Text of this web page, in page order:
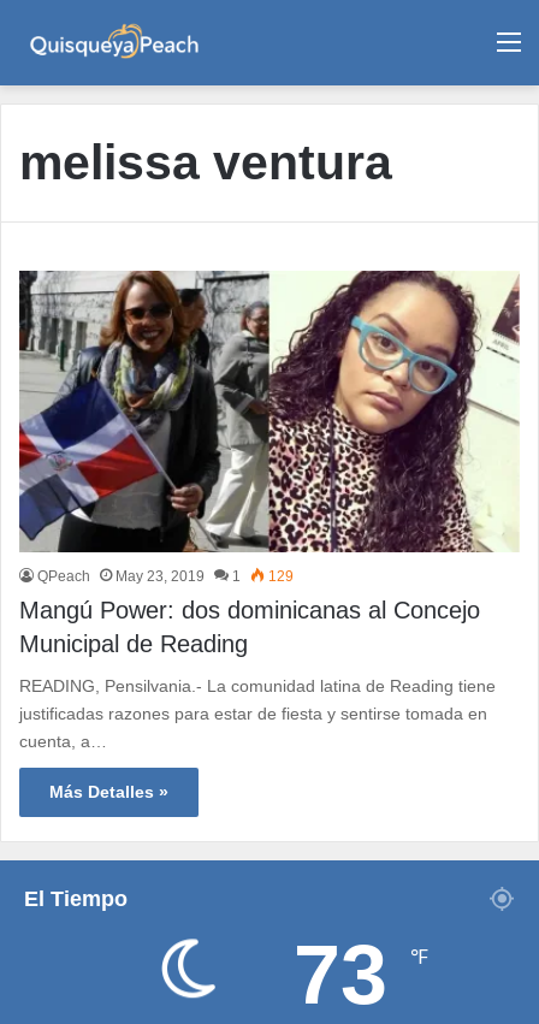
melissa ventura
QPeach May 23, 2019 1 129
Mangú Power: dos dominicanas al Concejo
Municipal de Reading
READING, Pensilvania.- La comunidad latina de Reading tiene
justificadas razones para estar de fiesta y sentirse tomada en
cuenta, a…
Más Detalles »
El Tiempo
73 ℉